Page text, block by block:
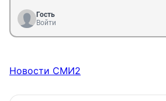
Гость
Войти
Новости СМИ2